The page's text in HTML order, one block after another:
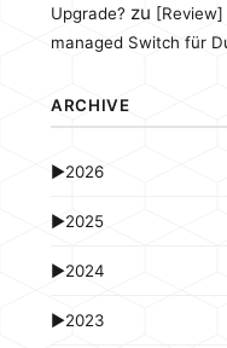
Upgrade? zu [Review]
managed Switch für
ARCHIVE
►2026
►2025
►2024
►2023